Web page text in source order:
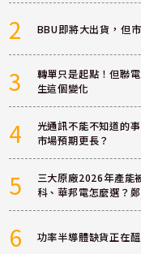
2 BBU即將大出貨，但
3
轉單只是起點！但聯
生這個變化
4
光通訊不能不知道的
市場預期更長？
5
三大原廠2026年產能
科、華邦電怎麼選？
6 功率半導體缺貨正在